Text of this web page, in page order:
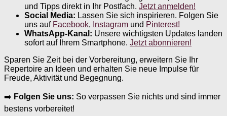
und Tipps direkt in Ihr Postfach. Jetzt anmelden!
Social Media: Lassen Sie sich inspirieren. Folgen Sie
uns auf Facebook, Instagram und Pinterest!
WhatsApp-Kanal: Unsere wichtigsten Updates landen
sofort auf Ihrem Smartphone. Jetzt abonnieren!
Sparen Sie Zeit bei der Vorbereitung, erweitern Sie Ihr
Repertoire an Ideen und erhalten Sie neue Impulse für
Freude, Aktivität und Begegnung.
➡️ Folgen Sie uns: So verpassen Sie nichts und sind immer
bestens vorbereitet!